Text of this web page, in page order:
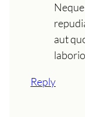
aut
Reply